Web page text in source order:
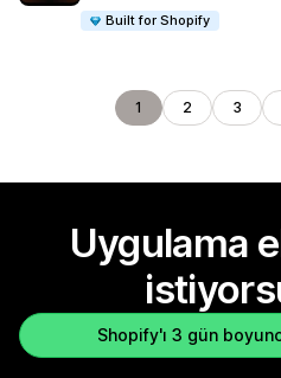
Built for Shopify
1 2 3
Uygulama
Shopify'ı 3 gün